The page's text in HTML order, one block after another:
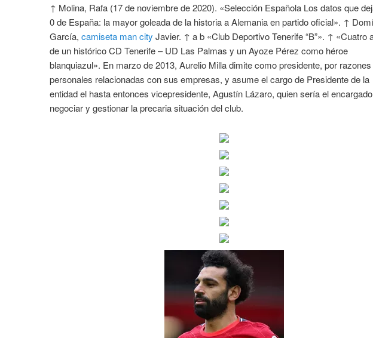
↑ Molina, Rafa (17 de noviembre de 2020). «Selección Española Los datos que
0 de España: la mayor goleada de la historia a Alemania en partido oficial». ↑
García, camiseta man city Javier. ↑ a b «Club Deportivo Tenerife “B”». ↑ «Cuatro
de un histórico CD Tenerife – UD Las Palmas y un Ayoze Pérez como héroe
blanquiazul». En marzo de 2013, Aurelio Milla dimite como presidente, por razones
personales relacionadas con sus empresas, y asume el cargo de Presidente de la
entidad el hasta entonces vicepresidente, Agustín Lázaro, quien sería el
negociar y gestionar la precaria situación del club.